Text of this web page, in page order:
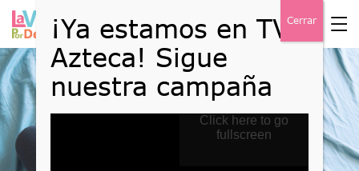
Click here to go
fullscreen